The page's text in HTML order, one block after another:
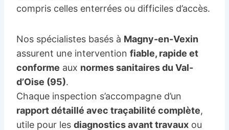
compris celles enterrées ou difficiles d’accès.
Nos spécialistes basés à Magny-en-Vexin
assurent une intervention fiable, rapide et
conforme aux normes sanitaires du Val-
d’Oise (95).
Chaque inspection s’accompagne d’un
rapport détaillé avec traçabilité complète,
utile pour les diagnostics avant travaux ou